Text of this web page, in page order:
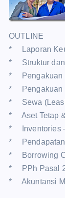
OUTLINE
* Laporan
* Struktur dan
* Pengakuan
* Pengakuan
* Sewa
* Aset Tetap &
* Inventories
*
* Borrowing
* PPh Pasal
* Akuntansi